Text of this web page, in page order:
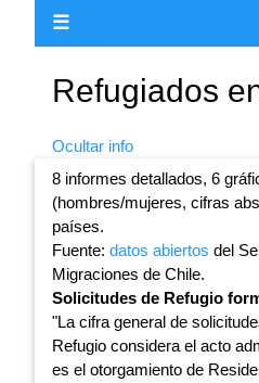
☰
Refugiados
Ocultar info
8 informes detallados, 6
(hombres/mujeres, cifras
países.
Fuente: datos abiertos del
Migraciones de Chile.
Solicitudes de Refugio
"La cifra general de
Refugio considera el acto
es el otorgamiento de